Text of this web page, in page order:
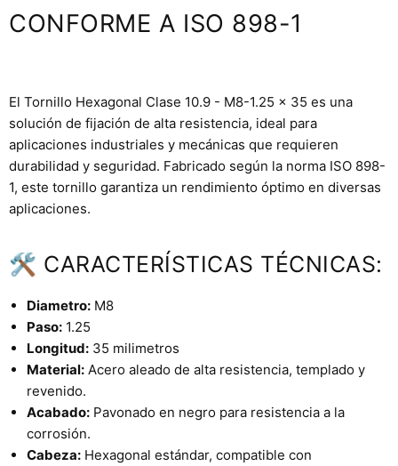
CONFORME A ISO 898-1
El Tornillo Hexagonal Clase 10.9 - M8-1.25 x 35 es una
solución de fijación de alta resistencia, ideal para
aplicaciones industriales y mecánicas que requieren
durabilidad y seguridad. Fabricado según la norma ISO 898-
1, este tornillo garantiza un rendimiento óptimo en diversas
aplicaciones.
🛠 CARACTERÍSTICAS TÉCNICAS:
Diametro: M8
Paso: 1.25
Longitud: 35 milimetros
Material: Acero aleado de alta resistencia, templado y
revenido.
Acabado: Pavonado en negro para resistencia a la
corrosión.
Cabeza: Hexagonal estándar, compatible con